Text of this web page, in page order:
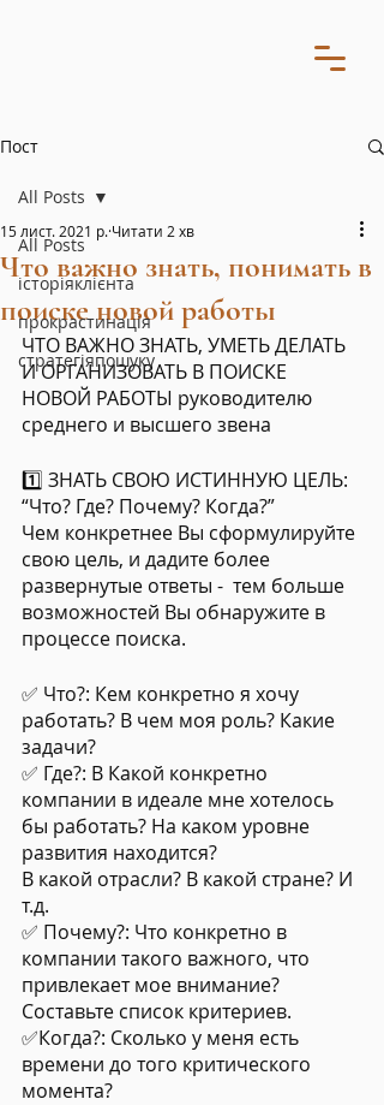
Пост
All Posts
історіяклієнта
прокрастинація
стратегіяпошуку
All Posts
Что важно знать, понимать в
поиске новой работы
15 лист. 2021 р. Читати 2 хв
ЧТО ВАЖНО ЗНАТЬ, УМЕТЬ ДЕЛАТЬ
И ОРГАНИЗОВАТЬ В ПОИСКЕ
НОВОЙ РАБОТЫ руководителю
среднего и высшего звена
1️⃣ ЗНАТЬ СВОЮ ИСТИННУЮ ЦЕЛЬ:
“Что? Где? Почему? Когда?”
Чем конкретнее Вы сформулируйте
свою цель, и дадите более
развернутые ответы -  тем больше
возможностей Вы обнаружите в
процессе поиска.
✅ Что?: Кем конкретно я хочу
работать? В чем моя роль? Какие
задачи?
✅ Где?: В Какой конкретно
компании в идеале мне хотелось
бы работать? На каком уровне
развития находится?
В какой отрасли? В какой стране? И
т.д.
✅ Почему?: Что конкретно в
компании такого важного, что
привлекает мое внимание?
Составьте список критериев.
✅Когда?: Сколько у меня есть
времени до того критического
момента?